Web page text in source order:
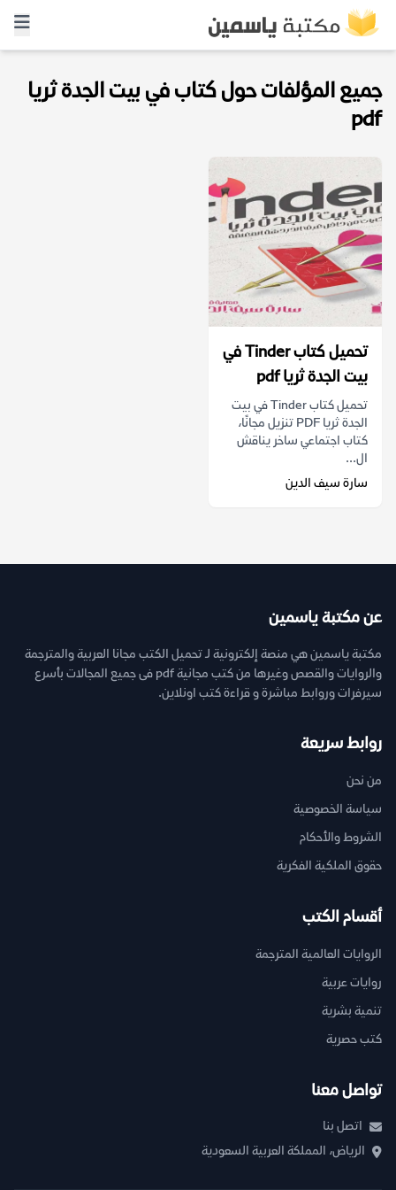
جميع المؤلفات حول كتاب في بيت الجدة ثريا
pdf
تحميل كتاب Tinder في
بيت الجدة ثريا pdf
تحميل كتاب Tinder في بيت
الجدة ثريا PDF تنزيل مجانًا،
كتاب اجتماعي ساخر يناقش
ال...
سارة سيف الدين
عن مكتبة ياسمين
مكتبة ياسمين هي منصة إلكترونية لـ تحميل الكتب مجانا العربية والمترجمة
والروايات والقصص وغيرها من كتب مجانية pdf فى جميع المجالات بأسرع
سيرفرات وروابط مباشرة و قراءة كتب اونلاين.
روابط سريعة
من نحن
سياسة الخصوصية
الشروط والأحكام
حقوق الملكية الفكرية
أقسام الكتب
الروايات العالمية المترجمة
روايات عربية
تنمية بشرية
كتب حصرية
تواصل معنا
اتصل بنا
الرياض، المملكة العربية السعودية